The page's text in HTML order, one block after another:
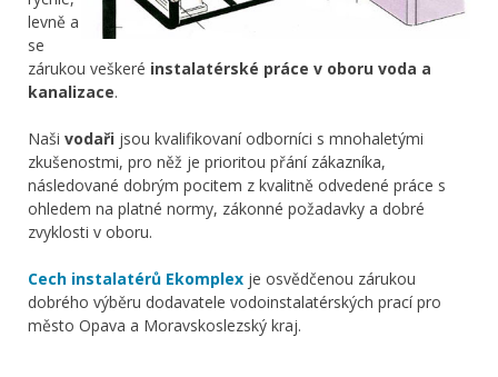
levně a
se
zárukou veškeré instalatérské práce v oboru voda a
kanalizace.
Naši vodaři jsou kvalifikovaní odborníci s mnohaletými
zkušenostmi, pro něž je prioritou přání zákazníka,
následované dobrým pocitem z kvalitně odvedené práce s
ohledem na platné normy, zákonné požadavky a dobré
zvyklosti v oboru.
Cech instalatérů Ekomplex je osvědčenou zárukou
dobrého výběru dodavatele vodoinstalatérských prací pro
město Opava a Moravskoslezský kraj.